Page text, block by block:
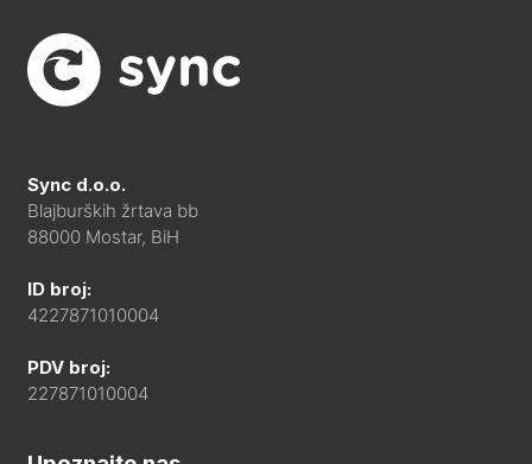
Sync d.o.o.
Blajburških žrtava bb
88000 Mostar, BiH
ID broj:
4227871010004
PDV broj:
227871010004